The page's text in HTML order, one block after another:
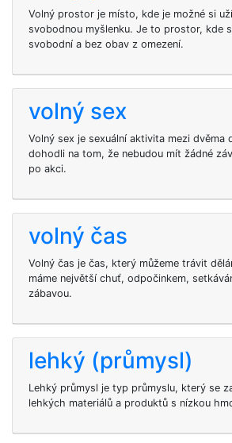
Volný prostor je místo, kde je možné si
svobodnou myšlenku. Je to prostor, kde
svobodní a bez obav z omezení.
volný sex
Volný sex je sexuální aktivita mezi dvěma
dohodli na tom, že nebudou mít žádné
po akci.
volný čas
Volný čas je čas, který můžeme trávit
máme největší chuť, odpočinkem,
zábavou.
lehký (průmysl)
Lehký průmysl je typ průmyslu, který se
lehkých materiálů a produktů s nízkou